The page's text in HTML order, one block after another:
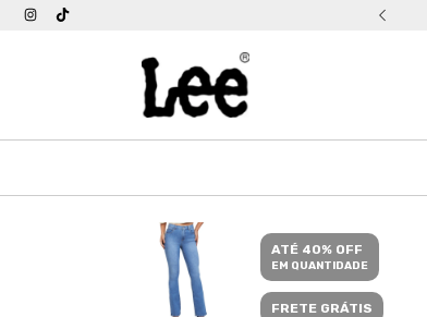
acima de R$ 399
ATÉ 40% OFF
EM QUANTIDADE
FRETE GRÁTIS